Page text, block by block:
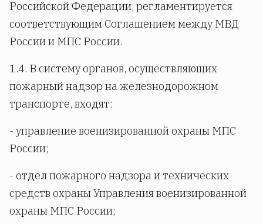
Российской Федерации, регламентируется
соответствующим Соглашением между МВД
России и МПС России.
1.4. В систему органов, осуществляющих
пожарный надзор на железнодорожном
транспорте, входят:
- управление военизированной охраны МПС
России;
- отдел пожарного надзора и технических
средств охраны Управления военизированной
охраны МПС России;